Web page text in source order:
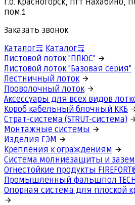
г.о. Красногорск, пгт Нахабино,
пом.1
Заказать звонок
Каталог
Каталог
Листовой лоток "ПЛЮС"
Листовой лоток "Базовая серия"
Лестничный лоток
Проволочный лоток
Аксессуары для всех видов
Короб кабельный блочный ККБ
Страт-система (STRUT-система)
Монтажные системы
Изделия ГЭМ
Крепления к ограждениям
Система молниезащиты и
Огнестойкие продукты
Промышленный фальшпол
Опорная система для плоской